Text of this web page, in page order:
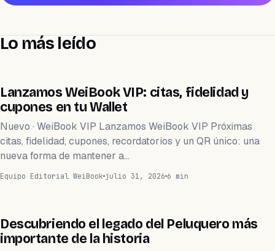
Lo más leído
TECNOLOGÍA
Lanzamos WeiBook VIP: citas, fidelidad y
cupones en tu Wallet
Nuevo · WeiBook VIP Lanzamos WeiBook VIP Próximas
citas, fidelidad, cupones, recordatorios y un QR único: una
nueva forma de mantener a…
Equipo Editorial WeiBook julio 31, 2026 6 min
SALÓN DE BELLEZA
Descubriendo el legado del Peluquero más
importante de la historia